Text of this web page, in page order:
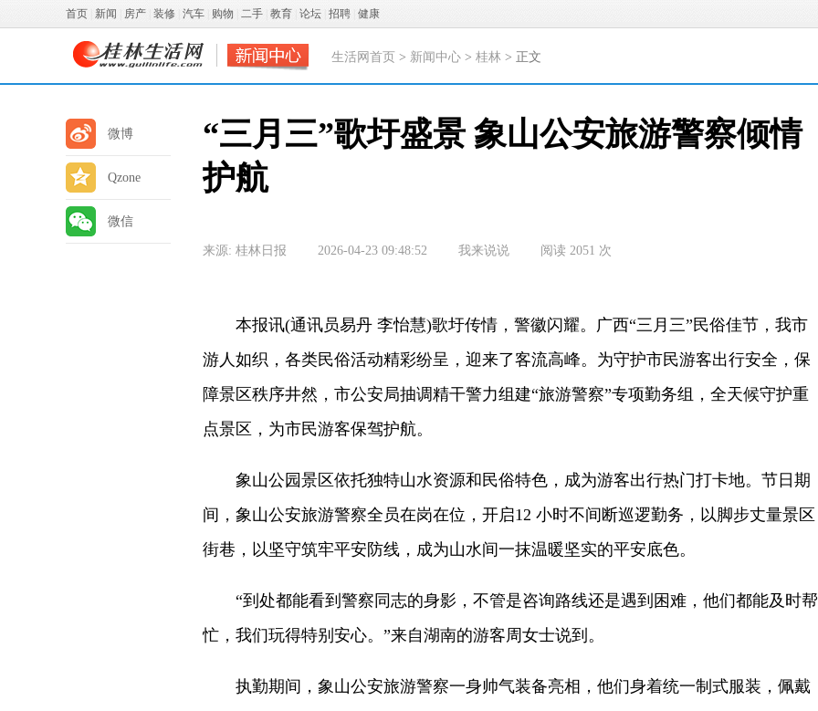
首页 新闻 房产 装修 汽车 购物 二手 教育 论坛 招聘 健康
生活网首页 > 新闻中心 > 桂林 > 正文
微博
Qzone
微信
“三月三”歌圩盛景 象山公安旅游警察倾情
护航
来源: 桂林日报 2026-04-23 09:48:52 我来说说 阅读 2051 次
本报讯(通讯员易丹 李怡慧)歌圩传情，警徽闪耀。广西“三月三”民俗佳节，我市
游人如织，各类民俗活动精彩纷呈，迎来了客流高峰。为守护市民游客出行安全，保
障景区秩序井然，市公安局抽调精干警力组建“旅游警察”专项勤务组，全天候守护重
点景区，为市民游客保驾护航。
象山公园景区依托独特山水资源和民俗特色，成为游客出行热门打卡地。节日期
间，象山公安旅游警察全员在岗在位，开启12 小时不间断巡逻勤务，以脚步丈量景区
街巷，以坚守筑牢平安防线，成为山水间一抹温暖坚实的平安底色。
“到处都能看到警察同志的身影，不管是咨询路线还是遇到困难，他们都能及时帮
忙，我们玩得特别安心。”来自湖南的游客周女士说到。
执勤期间，象山公安旅游警察一身帅气装备亮相，他们身着统一制式服装，佩戴